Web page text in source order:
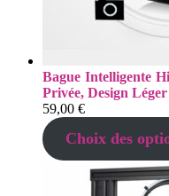
Bague Intelligente
Privée, Design Léger
59,00 €
Choix des